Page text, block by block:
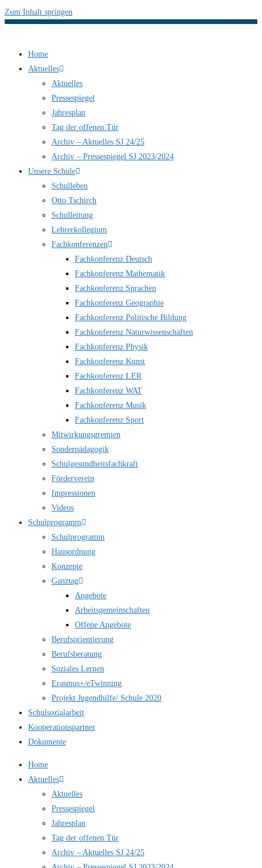
Zum Inhalt springen
Home
Aktuelles
Aktuelles
Pressespiegel
Jahresplan
Tag der offenen Tür
Archiv – Aktuelles SJ 24/25
Archiv – Pressespiegel SJ 2023/2024
Unsere Schule
Schulleben
Otto Tschirch
Schulleitung
Lehrerkollegium
Fachkonferenzen
Fachkonferenz Deutsch
Fachkonferenz Mathematik
Fachkonferenz Sprachen
Fachkonferenz Geographie
Fachkonferenz Politische Bildung
Fachkonferenz Naturwissenschaften
Fachkonferenz Physik
Fachkonferenz Kunst
Fachkonferenz LER
Fachkonferenz WAT
Fachkonferenz Musik
Fachkonferenz Sport
Mitwirkungsgremien
Sonderpädagogik
Schulgesundheitsfachkraft
Förderverein
Impressionen
Videos
Schulprogramm
Schulprogramm
Hausordnung
Konzepte
Ganztag
Angebote
Arbeitsgemeinschaften
Offene Angebote
Berufsorientierung
Berufsberatung
Soziales Lernen
Erasmus+/eTwinning
Projekt Jugendhilfe/ Schule 2020
Schulsozialarbeit
Kooperationspartner
Dokumente
Home
Aktuelles
Aktuelles
Pressespiegel
Jahresplan
Tag der offenen Tür
Archiv – Aktuelles SJ 24/25